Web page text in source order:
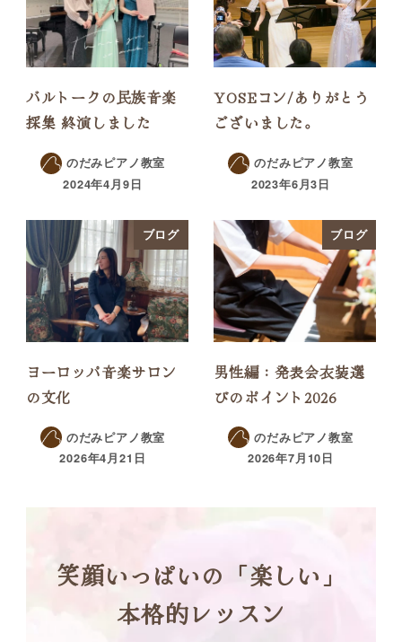
バルトークの民族音楽
採集 終演しました
のだみピアノ教室
2024年4月9日
YOSEコン/ありがとう
ございました。
のだみピアノ教室
2023年6月3日
ブログ
ヨーロッパ音楽サロン
の文化
のだみピアノ教室
2026年4月21日
ブログ
男性編：発表会衣装選
びのポイント2026
のだみピアノ教室
2026年7月10日
笑顔いっぱいの「楽しい」
本格的レッスン